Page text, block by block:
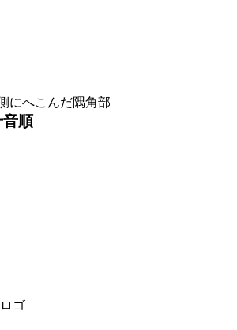
にへこんだ隅角部
順